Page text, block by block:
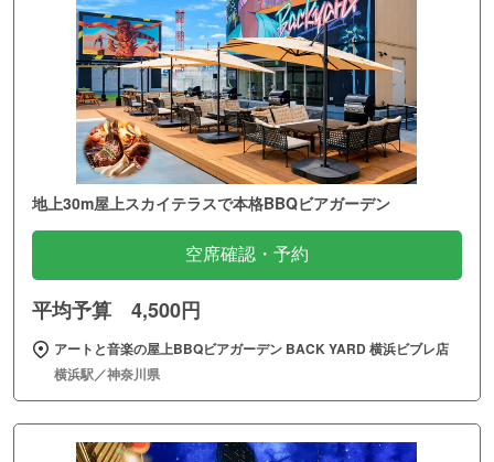
地上30m屋上スカイテラスで本格BBQビアガーデン
空席確認・予約
平均予算 4,500円
アートと音楽の屋上BBQビアガーデン BACK YARD 横浜ビブレ店
横浜駅／神奈川県